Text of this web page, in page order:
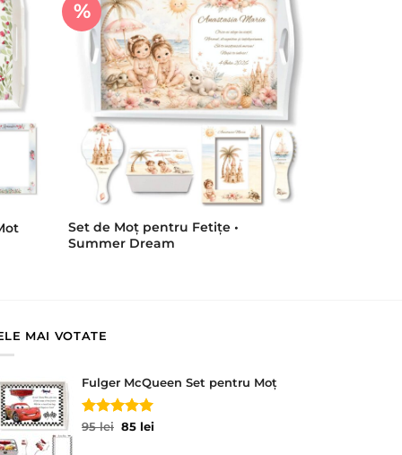
%
Set de Moț pentru Fetițe •
Summer Dream
MAI VOTATE
Fulger McQueen Set pentru Moț
Evaluat la
95lei Prețul
85 leiPrețul